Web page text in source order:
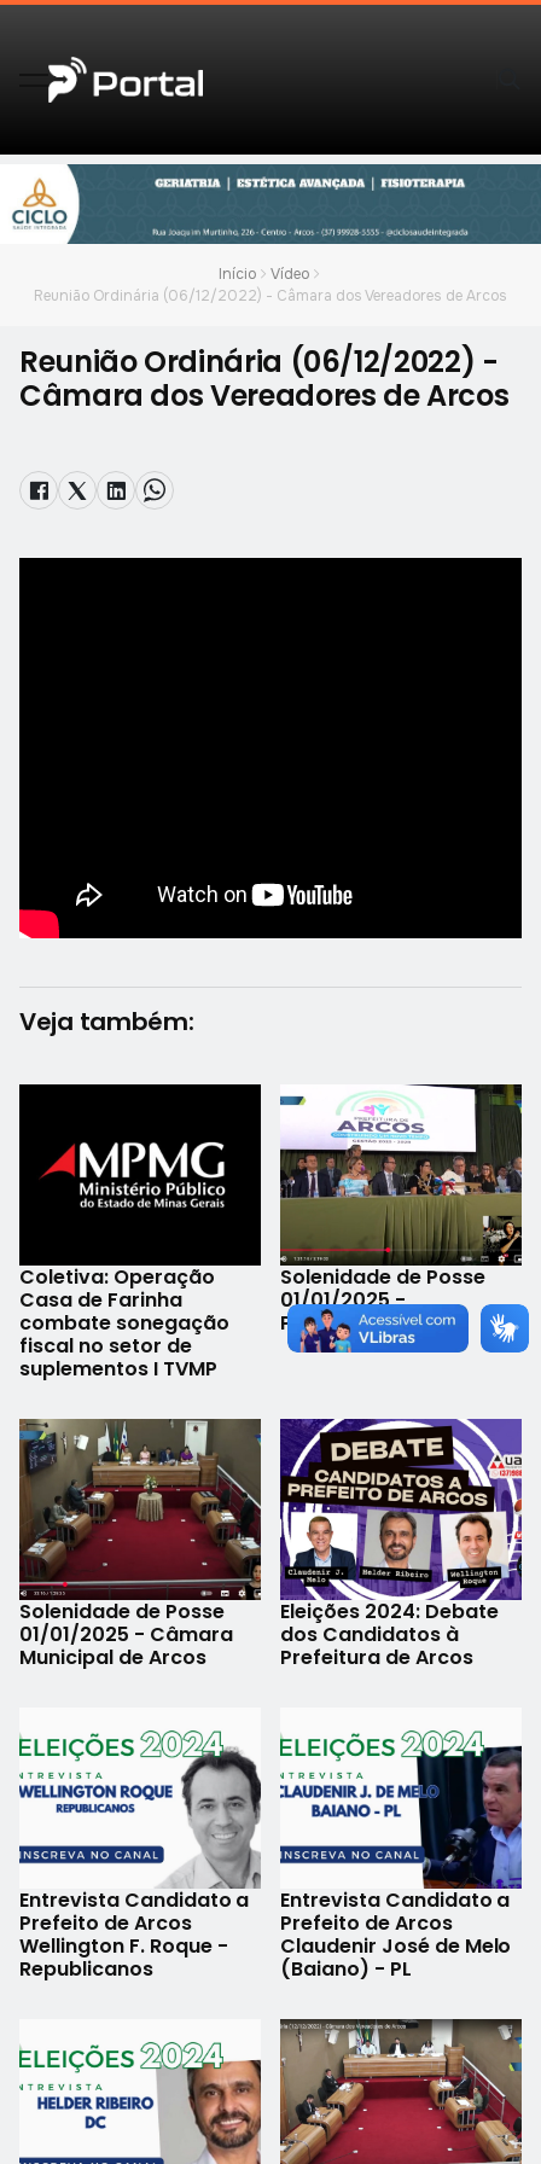
Início
Vídeo
Reunião Ordinária (06/12/2022) - Câmara dos Vereadores de Arcos
Reunião Ordinária (06/12/2022) -
Câmara dos Vereadores de Arcos
Veja também:
Coletiva: Operação
Casa de Farinha
combate sonegação
fiscal no setor de
suplementos I TVMP
Solenidade de Posse
01/01/2025 -
Poliesportivo
Solenidade de Posse
01/01/2025 - Câmara
Municipal de Arcos
Eleições 2024: Debate
dos Candidatos à
Prefeitura de Arcos
Entrevista Candidato a
Prefeito de Arcos
Wellington F. Roque -
Republicanos
Entrevista Candidato a
Prefeito de Arcos
Claudenir José de Melo
(Baiano) - PL